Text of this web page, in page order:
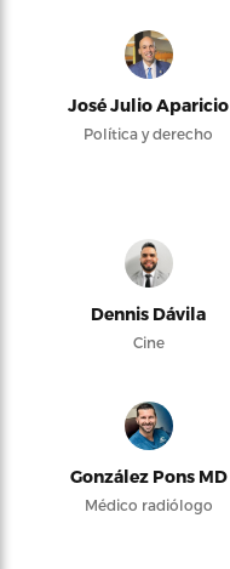
José Julio Aparicio
Política y derecho
Dennis Dávila
Cine
González Pons MD
Médico radiólogo